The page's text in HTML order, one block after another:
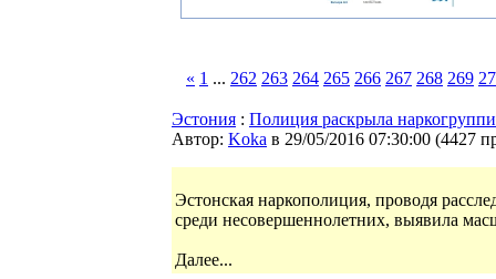
« 1 ... 262 263 264 265 266 267 268 269
Эстония : Полиция раскрыла
Автор: Koka в 29/05/2016 07:30:00 (4427
Эстонская наркополиция, проводя
среди несовершеннолетних, выявила
Далее...